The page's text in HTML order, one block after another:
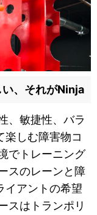
、それがNinja
、敏捷性、バラ
楽しむ障害物コ
でトレーニング
スのレーンと障
イアントの希望
スはトランポリ